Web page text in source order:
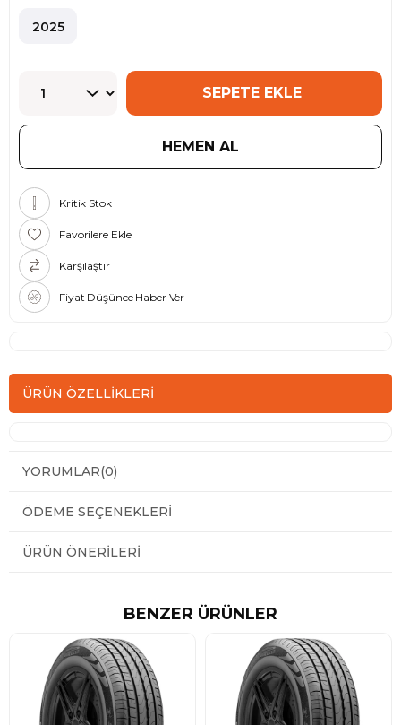
2025
Kritik Stok
Favorilere Ekle
Karşılaştır
Fiyat Düşünce Haber Ver
ÜRÜN ÖZELLIKLERI
YORUMLAR(0)
ÖDEME SEÇENEKLERI
ÜRÜN ÖNERILERI
BENZER ÜRÜNLER